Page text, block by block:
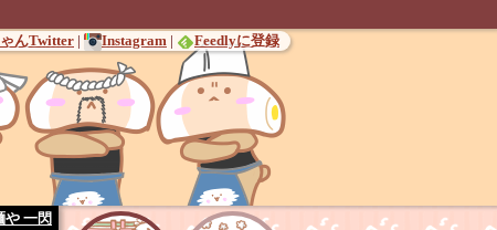
んTwitter | Instagram | Feedlyに登録
や 一閃